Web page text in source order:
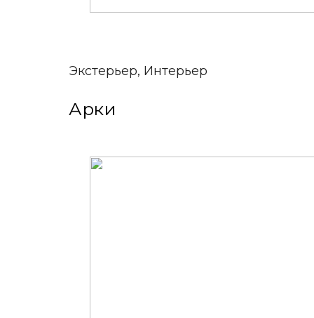
Экстерьер, Интерьер
Арки